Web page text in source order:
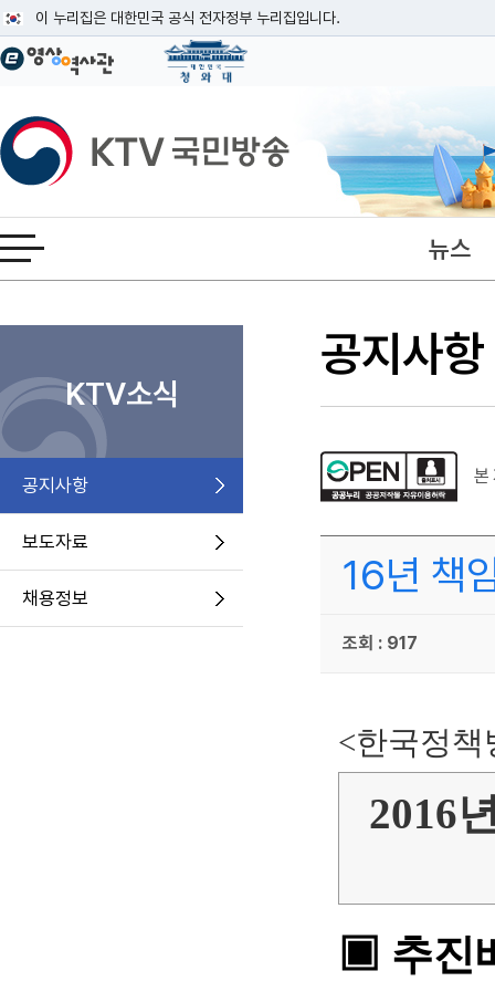
이 누리집은 대한민국 공식 전자정부 누리집입니다.
공식 누리집 주소 확인하기
이밖에 or.kr 또는 .kr등 다른 도메인 주소를 사용하고 있다면 아래 URL에서
운영중인 공식 누리집보기
KTV국민방송
전체메뉴 열기 뉴스
본문
KTV소식
공지사항
보도자료
채용정보
공지사항
본
16년 책
조회 : 917
<한국정책
2016
▣ 추진